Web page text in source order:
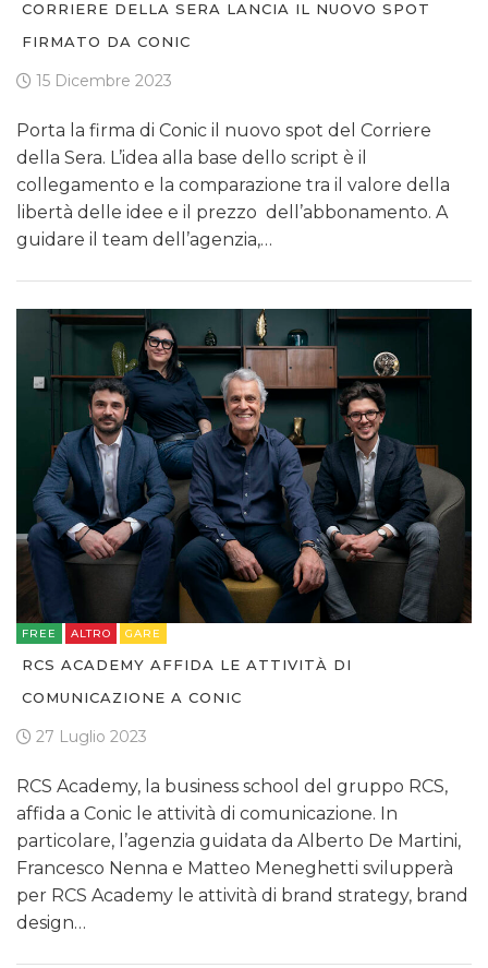
CORRIERE DELLA SERA LANCIA IL NUOVO SPOT
FIRMATO DA CONIC
15 Dicembre 2023
Porta la firma di Conic il nuovo spot del Corriere
della Sera. L’idea alla base dello script è il
collegamento e la comparazione tra il valore della
libertà delle idee e il prezzo dell’abbonamento. A
guidare il team dell’agenzia,…
FREE ALTRO GARE
RCS ACADEMY AFFIDA LE ATTIVITÀ DI
COMUNICAZIONE A CONIC
27 Luglio 2023
RCS Academy, la business school del gruppo RCS,
affida a Conic le attività di comunicazione. In
particolare, l’agenzia guidata da Alberto De Martini,
Francesco Nenna e Matteo Meneghetti svilupperà
per RCS Academy le attività di brand strategy, brand
design…